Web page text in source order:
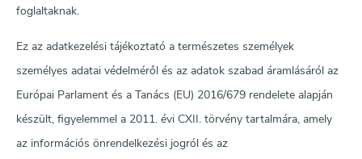
foglaltaknak.
Ez az adatkezelési tájékoztató a természetes személyek
személyes adatai védelméről és az adatok szabad áramlásáról az
Európai Parlament és a Tanács (EU) 2016/679 rendelete alapján
készült, figyelemmel a 2011. évi CXII. törvény tartalmára, amely
az információs önrendelkezési jogról és az